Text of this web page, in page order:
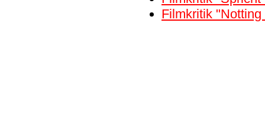
Filmkritik